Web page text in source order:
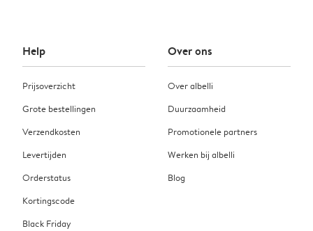
Help
Prijsoverzicht
Grote bestellingen
Verzendkosten
Levertijden
Orderstatus
Kortingscode
Black Friday
Over ons
Over albelli
Duurzaamheid
Promotionele partners
Werken bij albelli
Blog